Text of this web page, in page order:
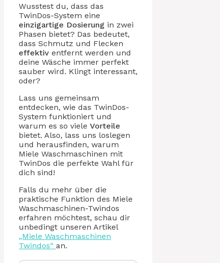
Wusstest du, dass das
TwinDos-System eine
einzigartige Dosierung in zwei
Phasen bietet? Das bedeutet,
dass Schmutz und Flecken
effektiv entfernt werden und
deine Wäsche immer perfekt
sauber wird. Klingt interessant,
oder?
Lass uns gemeinsam
entdecken, wie das TwinDos-
System funktioniert und
warum es so viele Vorteile
bietet. Also, lass uns loslegen
und herausfinden, warum
Miele Waschmaschinen mit
TwinDos die perfekte Wahl für
dich sind!
Falls du mehr über die
praktische Funktion des Miele
Waschmaschinen-Twindos
erfahren möchtest, schau dir
unbedingt unseren Artikel
„Miele Waschmaschinen
Twindos“ an.